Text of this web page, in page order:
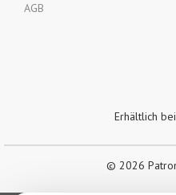
AGB
© 2026
Erhältlich